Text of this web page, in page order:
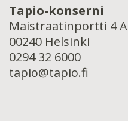
Tapio-konserni
Maistraatinportti 4 A
00240 Helsinki
0294 32 6000
tapio@tapio.fi